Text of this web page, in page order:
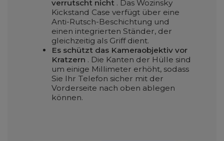
verrutscht nicht . Das Wozinsky
Kickstand Case verfügt über eine
Anti-Rutsch-Beschichtung und
einen integrierten Ständer, der
gleichzeitig als Griff dient.
Es schützt das Kameraobjektiv vor
Kratzern . Die Kanten der Hülle sind
um einige Millimeter erhöht, sodass
Sie Ihr Telefon sicher mit der
Vorderseite nach oben ablegen
können.